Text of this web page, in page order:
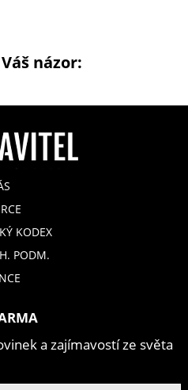
názor:
KODEX
PODM.
a zajímavostí ze světa